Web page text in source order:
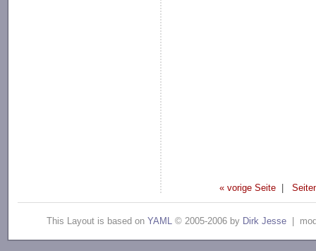
« vorige Seite |
This Layout is based on YAML © 2005-2006 by Dirk Jesse |